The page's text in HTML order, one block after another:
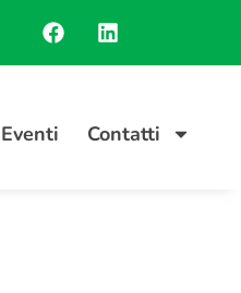
Eventi Contatti